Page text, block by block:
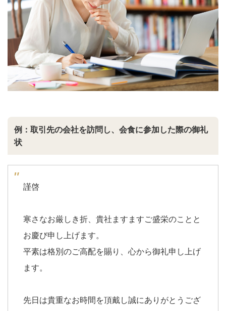
例：取引先の会社を訪問し、会食に参加した際の御礼
状
謹啓
寒さなお厳しき折、貴社ますますご盛栄のことと
お慶び申し上げます。
平素は格別のご高配を賜り、心から御礼申し上げ
ます。
先日は貴重なお時間を頂戴し誠にありがとうござ